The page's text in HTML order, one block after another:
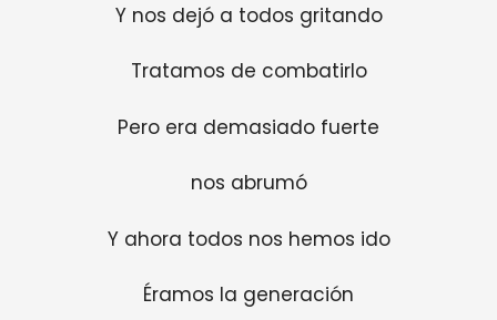
Y nos dejó a todos gritando
Tratamos de combatirlo
Pero era demasiado fuerte
nos abrumó
Y ahora todos nos hemos ido
Éramos la generación